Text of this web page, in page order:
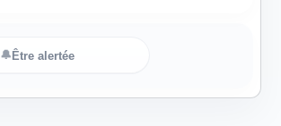
🔔Être alertée